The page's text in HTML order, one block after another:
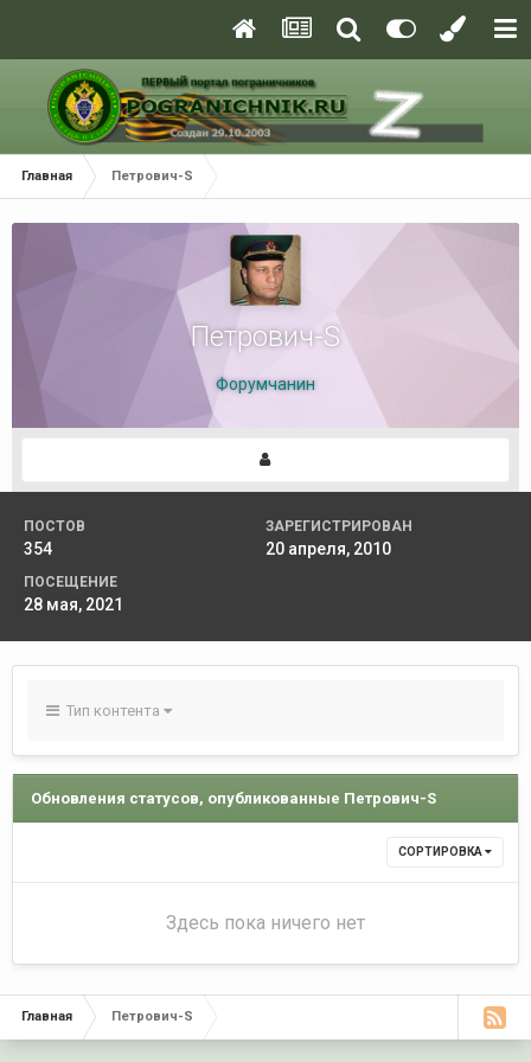
Главная Петрович-S
Петрович-S
Форумчанин
ПОСТОВ
354
ЗАРЕГИСТРИРОВАН
20 апреля, 2010
ПОСЕЩЕНИЕ
28 мая, 2021
Тип контента
Обновления статусов, опубликованные Петрович-S
СОРТИРОВКА
Здесь пока ничего нет
Главная Петрович-S